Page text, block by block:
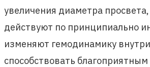
увеличения диаметра просвета,
действуют по принципиально
изменяют гемодинамику
способствовать